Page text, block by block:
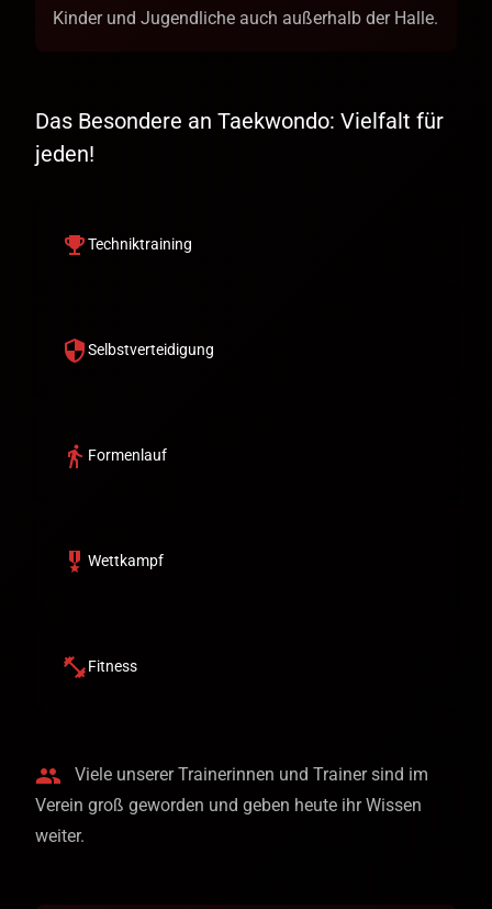
Kinder und Jugendliche auch außerhalb der Halle.
Das Besondere an Taekwondo: Vielfalt für
jeden!
emoji_eventsTechniktraining
securitySelbstverteidigung
directions_walk Formenlauf
military_tech Wettkampf
fitness_centerFitness
group
Viele unserer Trainerinnen und Trainer sind im
Verein groß geworden und geben heute ihr Wissen
weiter.